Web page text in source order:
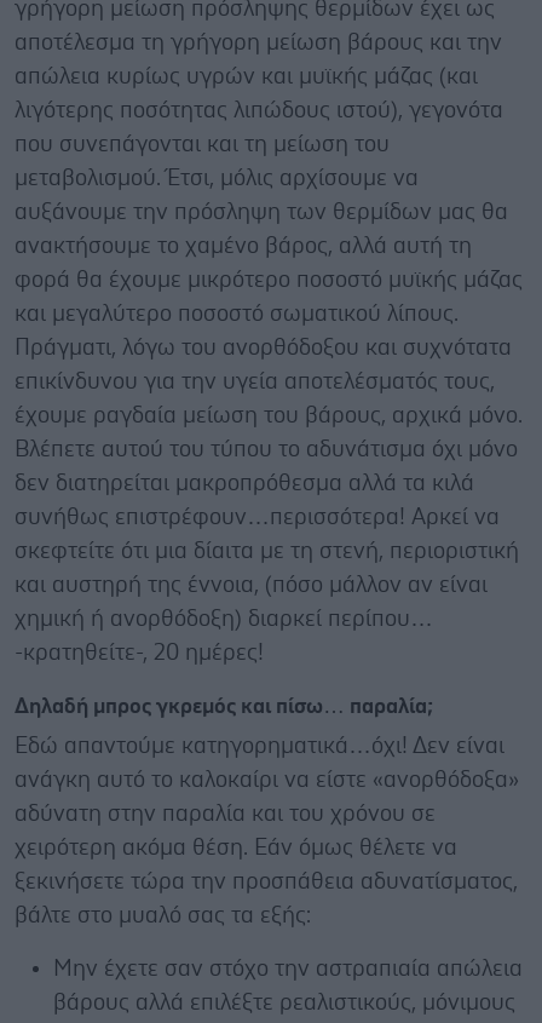
γρήγορη μείωση πρόσληψης θερμίδων έχει ως
αποτέλεσμα τη γρήγορη μείωση βάρους και την
απώλεια κυρίως υγρών και μυϊκής μάζας (και
λιγότερης ποσότητας λιπώδους ιστού), γεγονότα
που συνεπάγονται και τη μείωση του
μεταβολισμού. Έτσι, μόλις αρχίσουμε να
αυξάνουμε την πρόσληψη των θερμίδων μας θα
ανακτήσουμε το χαμένο βάρος, αλλά αυτή τη
φορά θα έχουμε μικρότερο ποσοστό μυϊκής μάζας
και μεγαλύτερο ποσοστό σωματικού λίπους.
Πράγματι, λόγω του ανορθόδοξου και συχνότατα
επικίνδυνου για την υγεία αποτελέσματός τους,
έχουμε ραγδαία μείωση του βάρους, αρχικά μόνο.
Βλέπετε αυτού του τύπου το αδυνάτισμα όχι μόνο
δεν διατηρείται μακροπρόθεσμα αλλά τα κιλά
συνήθως επιστρέφουν…περισσότερα! Αρκεί να
σκεφτείτε ότι μια δίαιτα με τη στενή, περιοριστική
και αυστηρή της έννοια, (πόσο μάλλον αν είναι
χημική ή ανορθόδοξη) διαρκεί περίπου…
-κρατηθείτε-, 20 ημέρες!
Δηλαδή μπρος γκρεμός και πίσω… παραλία;
Εδώ απαντούμε κατηγορηματικά…όχι! Δεν είναι
ανάγκη αυτό το καλοκαίρι να είστε «ανορθόδοξα»
αδύνατη στην παραλία και του χρόνου σε
χειρότερη ακόμα θέση. Εάν όμως θέλετε να
ξεκινήσετε τώρα την προσπάθεια αδυνατίσματος,
βάλτε στο μυαλό σας τα εξής:
Μην έχετε σαν στόχο την αστραπιαία απώλεια
βάρους αλλά επιλέξτε ρεαλιστικούς, μόνιμους